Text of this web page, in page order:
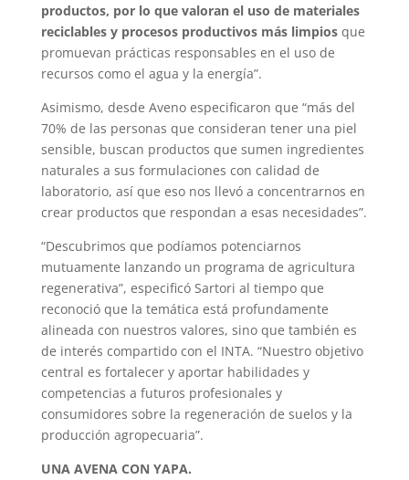
productos, por lo que valoran el uso de materiales
reciclables y procesos productivos más limpios que
promuevan prácticas responsables en el uso de
recursos como el agua y la energía”.
Asimismo, desde Aveno especificaron que “más del
70% de las personas que consideran tener una piel
sensible, buscan productos que sumen ingredientes
naturales a sus formulaciones con calidad de
laboratorio, así que eso nos llevó a concentrarnos en
crear productos que respondan a esas necesidades”.
“Descubrimos que podíamos potenciarnos
mutuamente lanzando un programa de agricultura
regenerativa”, especificó Sartori al tiempo que
reconoció que la temática está profundamente
alineada con nuestros valores, sino que también es
de interés compartido con el INTA. “Nuestro objetivo
central es fortalecer y aportar habilidades y
competencias a futuros profesionales y
consumidores sobre la regeneración de suelos y la
producción agropecuaria”.
UNA AVENA CON YAPA.